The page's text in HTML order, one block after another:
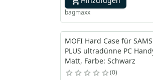
bagmaxx
MOFI Hard Case für
PLUS ultradünne PC
Matt, Farbe: Schwarz
0